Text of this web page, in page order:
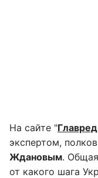
На сайте "Главред
экспертом,
Ждановым.
от какого шага